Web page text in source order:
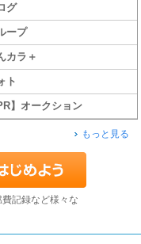
グ
ープ
カラ＋
ト
】オークション
もっと見る
記録など様々な